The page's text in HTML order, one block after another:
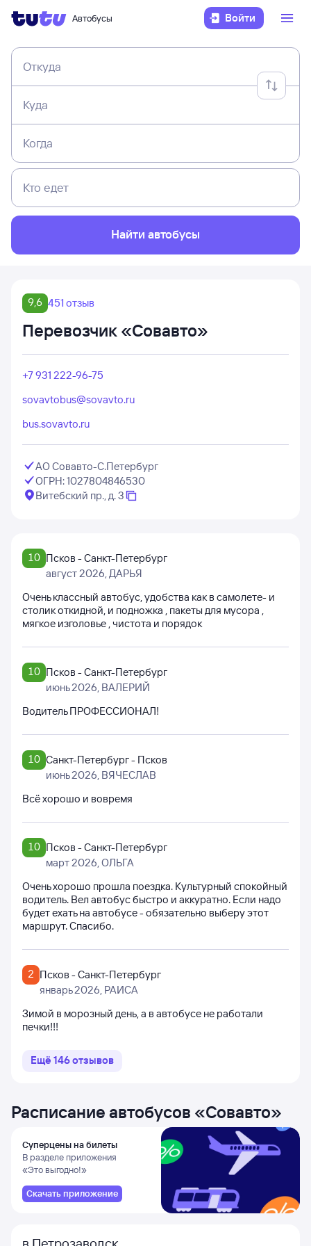
Автобусы Войти
Откуда
Куда
Когда
Кто едет
Найти автобусы
9,6 451 отзыв
Перевозчик «Совавто»
+7 931 222-96-75
sovavtobus@sovavto.ru
bus.sovavto.ru
АО Совавто-С.Петербург
ОГРН: 1027804846530
Витебский пр., д. 3
Расписание автобусов «Совавто»
Суперцены на билеты
В разделе приложения
«Это выгодно!»
Скачать приложение
10 Псков - Санкт-Петербург
август 2026, ДАРЬЯ
Очень классный автобус, удобства как в самолете- и
столик откидной, и подножка , пакеты для мусора ,
мягкое изголовье , чистота и порядок
10 Псков - Санкт-Петербург
июнь 2026, ВАЛЕРИЙ
Водитель ПРОФЕССИОНАЛ!
10 Санкт-Петербург - Псков
июнь 2026, ВЯЧЕСЛАВ
Всё хорошо и вовремя
10 Псков - Санкт-Петербург
март 2026, ОЛЬГА
Очень хорошо прошла поездка. Культурный спокойный
водитель. Вел автобус быстро и аккуратно. Если надо
будет ехать на автобусе - обязательно выберу этот
маршрут. Спасибо.
2 Псков - Санкт-Петербург
январь 2026, РАИСА
Зимой в морозный день, а в автобусе не работали
печки!!!
Ещё 146отзывов